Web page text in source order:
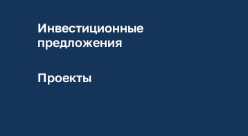
Инвестиционные
предложения
Проекты